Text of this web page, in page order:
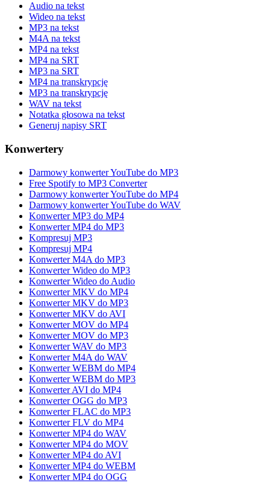
Audio na tekst
Wideo na tekst
MP3 na tekst
M4A na tekst
MP4 na tekst
MP4 na SRT
MP3 na SRT
MP4 na transkrypcję
MP3 na transkrypcję
WAV na tekst
Notatka głosowa na tekst
Generuj napisy SRT
Konwertery
Darmowy konwerter YouTube do MP3
Free Spotify to MP3 Converter
Darmowy konwerter YouTube do MP4
Darmowy konwerter YouTube do WAV
Konwerter MP3 do MP4
Konwerter MP4 do MP3
Kompresuj MP3
Kompresuj MP4
Konwerter M4A do MP3
Konwerter Wideo do MP3
Konwerter Wideo do Audio
Konwerter MKV do MP4
Konwerter MKV do MP3
Konwerter MKV do AVI
Konwerter MOV do MP4
Konwerter MOV do MP3
Konwerter WAV do MP3
Konwerter M4A do WAV
Konwerter WEBM do MP4
Konwerter WEBM do MP3
Konwerter AVI do MP4
Konwerter OGG do MP3
Konwerter FLAC do MP3
Konwerter FLV do MP4
Konwerter MP4 do WAV
Konwerter MP4 do MOV
Konwerter MP4 do AVI
Konwerter MP4 do WEBM
Konwerter MP4 do OGG